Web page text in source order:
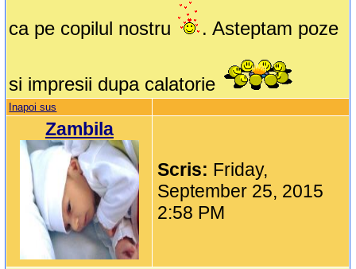
ca pe copilul nostru
. Asteptam poze
si impresii dupa calatorie
Inapoi sus
Zambila
Scris: Friday,
September 25, 2015
2:58 PM